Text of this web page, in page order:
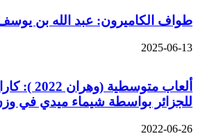
طواف الكاميرون: عبد الله بن
2025-06-13
ألعاب
للجزائر بواسطة شيماء ميدي في وزن
2022-06-26